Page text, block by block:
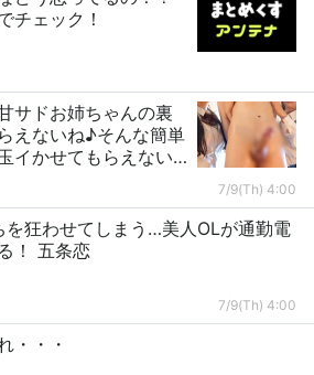
チェック！
サドお姉ちゃんの裏
えないね♪そんな簡単
イかせてもらえない
で🌟出そう出そう、...
7/9(Th) 4:00
狂わせてしまう…美人OLが通勤電
！ 五条恋
7/9(Th) 4:00
・・・